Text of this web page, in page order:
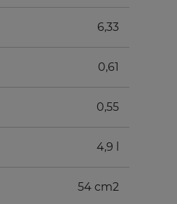
6,33
0,61
0,55
4,9 l
54 cm2